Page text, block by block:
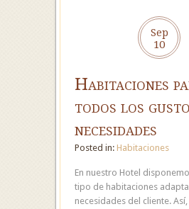
Sep
10
Habitaciones
todos los
necesidades
Posted in: Habitaciones
En nuestro Hotel
tipo de habitaciones
necesidades del cliente. Así,